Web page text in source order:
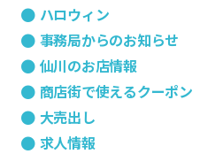
ハロウィン
事務局からのお知らせ
仙川のお店情報
商店街で使えるクーポン
大売出し
求人情報